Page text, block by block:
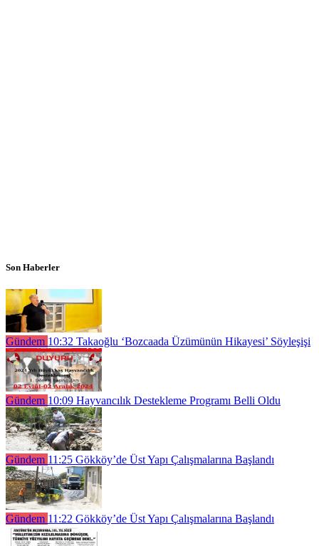
Son Haberler
Gündem 10:32 Takaoğlu ‘Bozcaada Üzümünün Hikayesi’ Söyleşişi
Gündem 10:09 Hayvancılık Destekleme Programı Belli Oldu
Gündem 11:25 Gökköy’de Üst Yapı Çalışmalarına Başlandı
Gündem 11:22 Gökköy’de Üst Yapı Çalışmalarına Başlandı